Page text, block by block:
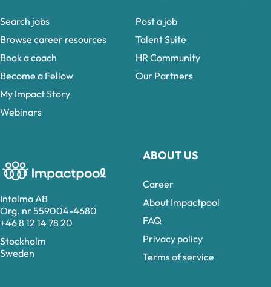
Intalma AB
Org. nr 559004-4680
+46 8 12 14 78 20
Stockholm
Sweden
ABOUT US
Career
About Impactpool
FAQ
Privacy policy
Terms of service
Search jobs
Browse career resources
Book a coach
Become a Fellow
My Impact Story
Webinars
Post a job
Talent Suite
HR Community
Our Partners